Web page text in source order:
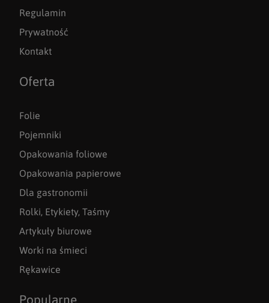
Regulamin
Prywatność
Kontakt
Oferta
Folie
Pojemniki
Opakowania foliowe
Opakowania papierowe
Dla gastronomii
Rolki, Etykiety, Taśmy
Artykuły biurowe
Worki na śmieci
Rękawice
Popularne